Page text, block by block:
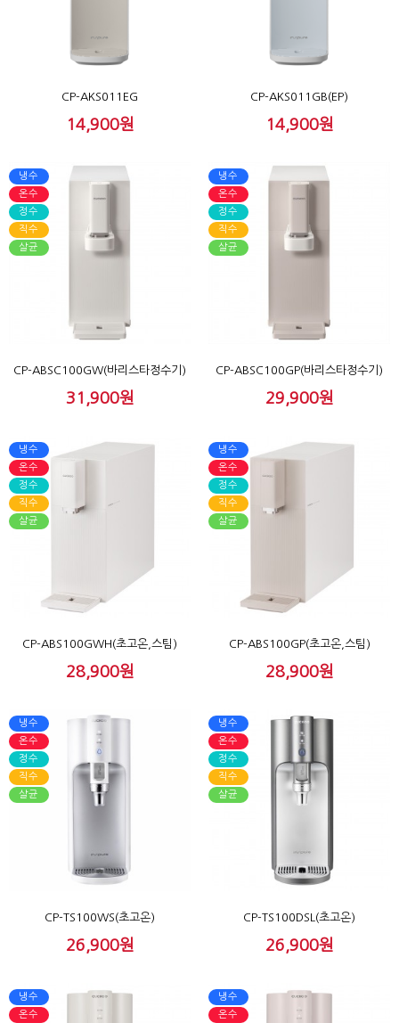
CP-AKS011EG
14,900원
CP-AKS011GB(EP)
14,900원
CP-ABSC100GW(바리스타정수기)
31,900원
냉수
온수
정수
직수
살균
CP-ABSC100GP(바리스타정수기)
29,900원
냉수
온수
정수
직수
살균
CP-ABS100GWH(초고온,스팀)
28,900원
냉수
온수
정수
직수
살균
CP-ABS100GP(초고온,스팀)
28,900원
냉수
온수
정수
직수
살균
CP-TS100WS(초고온)
26,900원
냉수
온수
정수
직수
살균
CP-TS100DSL(초고온)
26,900원
냉수
온수
정수
직수
살균
냉수
온수
냉수
온수